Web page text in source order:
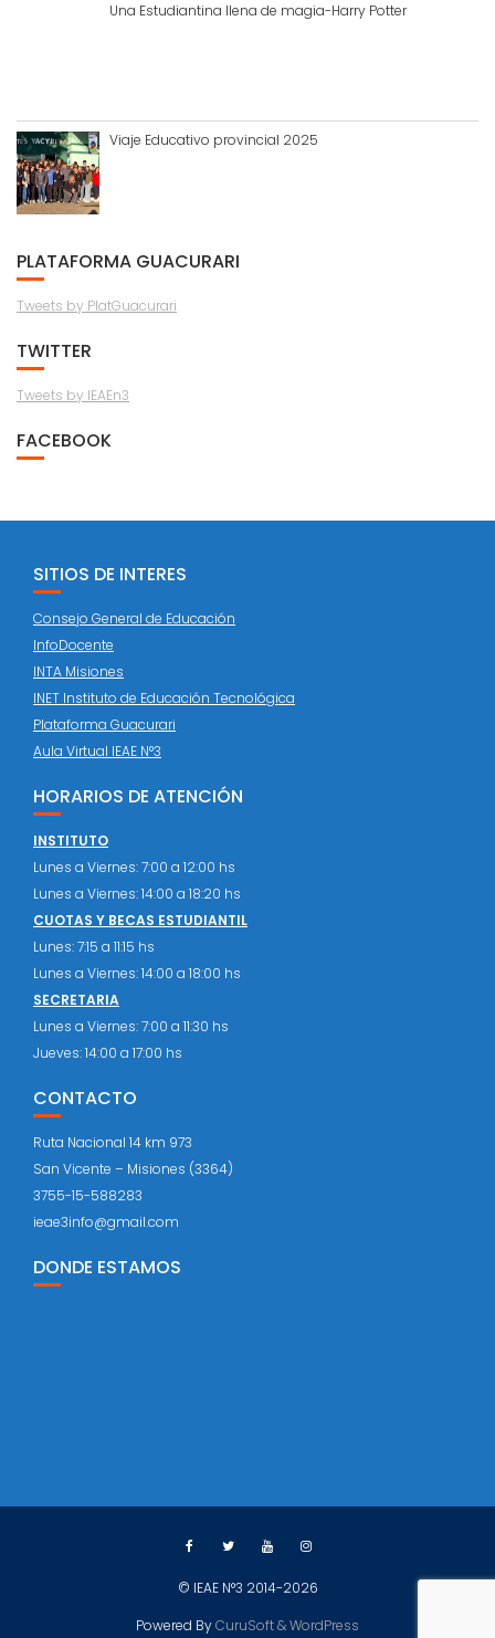
Una Estudiantina llena de magia-Harry Potter
Viaje Educativo provincial 2025
PLATAFORMA GUACURARI
Tweets by PlatGuacurari
TWITTER
Tweets by IEAEn3
FACEBOOK
SITIOS DE INTERES
Consejo General de Educación
InfoDocente
INTA Misiones
INET Instituto de Educación Tecnológica
Plataforma Guacurari
Aula Virtual IEAE N°3
HORARIOS DE ATENCIÓN
INSTITUTO
Lunes a Viernes: 7:00 a 12:00 hs
Lunes a Viernes: 14:00 a 18:20 hs
CUOTAS Y BECAS ESTUDIANTIL
Lunes: 7:15 a 11:15 hs
Lunes a Viernes: 14:00 a 18:00 hs
SECRETARIA
Lunes a Viernes: 7:00 a 11:30 hs
Jueves: 14:00 a 17:00 hs
CONTACTO
Ruta Nacional 14 km 973
San Vicente – Misiones (3364)
3755-15-588283
ieae3info@gmail.com
DONDE ESTAMOS
© IEAE N°3 2014-2026
Powered ByCuruSoft & WordPress